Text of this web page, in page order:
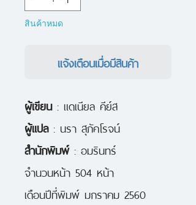
สินค้าหมด
แจ้งเตือนเมื่อมีสินค้า
ผู้เขียน: แดเนียล คีย์ส
ผู้แปล: นรา สุภัคโรจน์
สำนักพิมพ์: อมรินทร์
จำนวนหน้า 504 หน้า
เดือนปีที่พิมพ์ มกราคม 2560